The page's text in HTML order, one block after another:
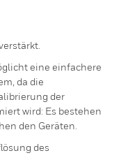
eine einfachere
da die
der
wird: Es bestehen
den Geräten.
des